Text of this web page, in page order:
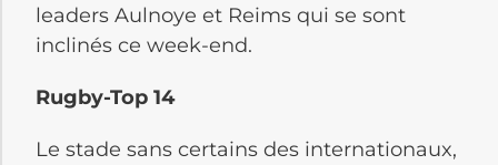
leaders Aulnoye et Reims qui se sont
inclinés ce week-end.
Rugby-Top 14
Le stade sans certains des internationaux,